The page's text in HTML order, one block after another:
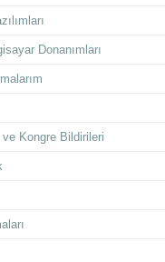
Donanımları
Kongre Bildirileri